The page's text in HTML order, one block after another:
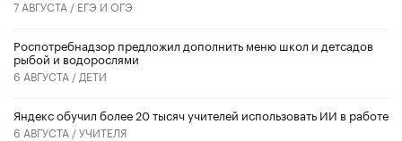
7 АВГУСТА / ЕГЭ И ОГЭ
Роспотребнадзор предложил дополнить меню школ и детсадов
рыбой и водорослями
6 АВГУСТА / ДЕТИ
​Яндекс обучил более 20 тысяч учителей использовать ИИ в работе
6 АВГУСТА /УЧИТЕЛЯ